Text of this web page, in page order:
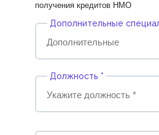
получения кредитов НМО
Дополнительные
Должность *